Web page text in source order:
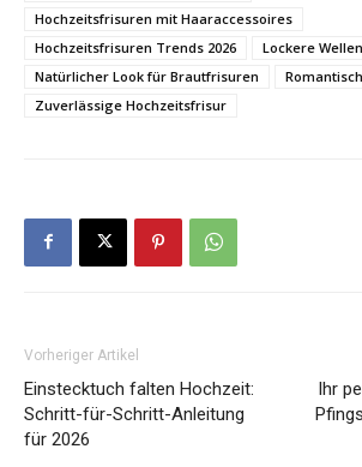
Hochzeitsfrisuren mit Haaraccessoires
Hochzeitsfrisuren Trends 2026
Lockere
Natürlicher Look für Brautfrisuren
Zuverlässige Hochzeitsfrisur
Vorheriger Artikel
Einstecktuch falten Hochzeit:
Schritt-für-Schritt-Anleitung
für 2026
Ihr